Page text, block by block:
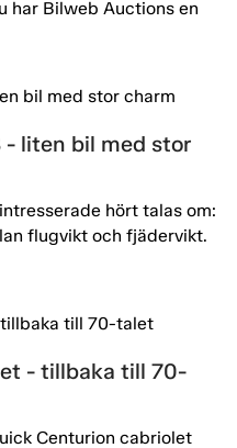
har Bilweb Auctions en
- liten bil med stor
hört talas om:
flugvikt och fjädervikt.
- tillbaka till 70-
Centurion cabriolet